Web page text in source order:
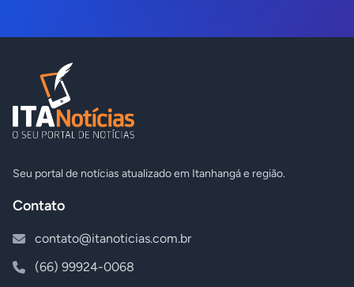
Seu portal de notícias atualizado em Itanhangá e região.
Contato
contato@itanoticias.com.br
(66) 99924-0068